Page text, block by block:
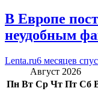
В Европе
неудобным
Lenta.ru6 месяцев
Август 2026
Пн Вт Ср Чт Пт Сб